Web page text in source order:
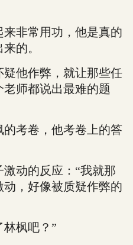
非常用功，他是真的
的。
他作弊，就让那些任
师都说出最难的题
考卷，他考卷上的答
动的反应：“我就那
，好像被质疑作弊的
枫吧？”